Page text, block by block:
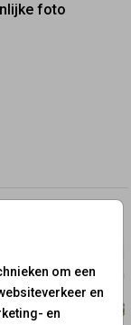
om een
en
en
foto
ook leuk